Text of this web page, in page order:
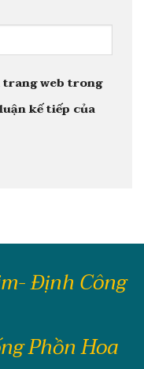
trang web trong
kế tiếp của
Định Công
Phồn Hoa